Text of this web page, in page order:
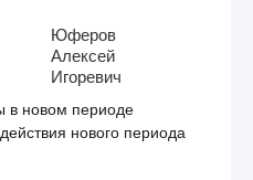
Юферов
Алексей
Игоревич
в новом периоде
нового периода